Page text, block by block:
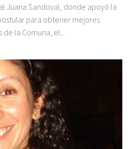
Juana Sandoval, donde apoyó la
para obtener mejores
de la Comuna, el...